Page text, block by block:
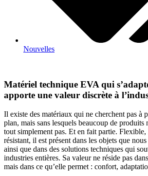
Nouvelles
Matériel technique EVA qui
apporte une valeur discrète à
Il existe des matériaux qui ne cherchent pas à
plan, mais sans lesquels beaucoup de produits
tout simplement pas. Et en fait partie. Flexible,
résistant, il est présent dans les objets que
ainsi que dans des solutions techniques qui
industries entières. Sa valeur ne réside pas
mais dans ce qu’elle permet : confort,